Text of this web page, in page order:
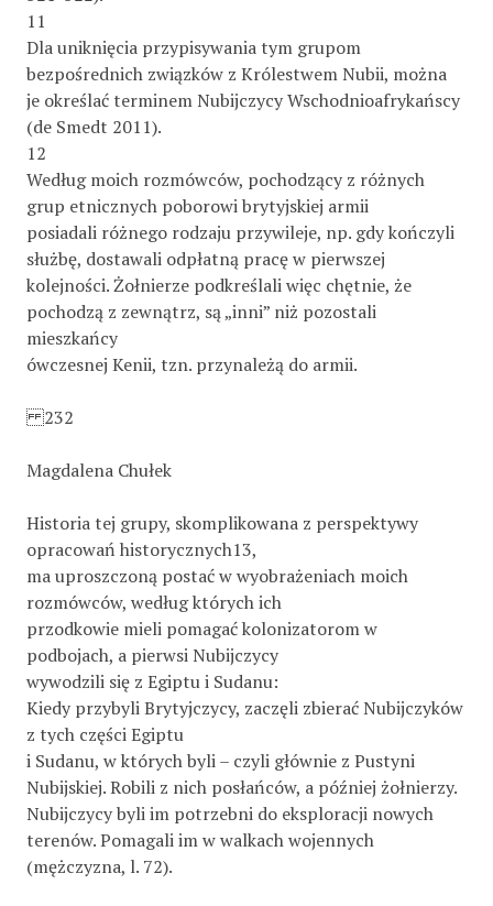
11
Dla uniknięcia przypisywania tym grupom
bezpośrednich związków z Królestwem Nubii, można
je określać terminem Nubijczycy Wschodnioafrykańscy
(de Smedt 2011).
12
Według moich rozmówców, pochodzący z różnych
grup etnicznych poborowi brytyjskiej armii
posiadali różnego rodzaju przywileje, np. gdy kończyli
służbę, dostawali odpłatną pracę w pierwszej
kolejności. Żołnierze podkreślali więc chętnie, że
pochodzą z zewnątrz, są „inni” niż pozostali
mieszkańcy
ówczesnej Kenii, tzn. przynależą do armii.
232
Magdalena Chułek
Historia tej grupy, skomplikowana z perspektywy
opracowań historycznych13,
ma uproszczoną postać w wyobrażeniach moich
rozmówców, według których ich
przodkowie mieli pomagać kolonizatorom w
podbojach, a pierwsi Nubijczycy
wywodzili się z Egiptu i Sudanu:
Kiedy przybyli Brytyjczycy, zaczęli zbierać Nubijczyków
z tych części Egiptu
i Sudanu, w których byli – czyli głównie z Pustyni
Nubijskiej. Robili z nich posłańców, a później żołnierzy.
Nubijczycy byli im potrzebni do eksploracji nowych
terenów. Pomagali im w walkach wojennych
(mężczyzna, l. 72).